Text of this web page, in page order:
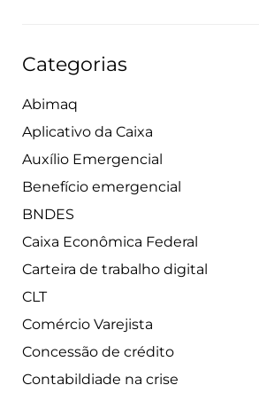
Categorias
Abimaq
Aplicativo da Caixa
Auxílio Emergencial
Benefício emergencial
BNDES
Caixa Econômica Federal
Carteira de trabalho digital
CLT
Comércio Varejista
Concessão de crédito
Contabildiade na crise